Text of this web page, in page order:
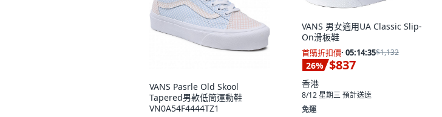
VANS Pasrle Old Skool
Tapered男款低筒運動鞋
VN0A54F4444TZ1
VANS 男女適用UA Classic Slip-
On滑板鞋
首購折扣價· 05:14:33$1,132
26% $837
香港
8/12 星期三預計送達
免運